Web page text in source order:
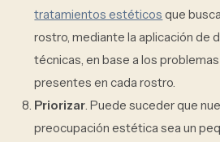
tratamientos estéticos que
rostro, mediante la aplicación de
técnicas, en base a los
presentes en cada rostro.
Priorizar. Puede suceder que
preocupación estética sea un